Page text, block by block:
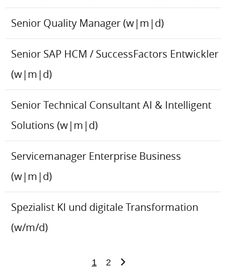
Senior Quality Manager (w|m|d)
Senior SAP HCM / SuccessFactors Entwickler
(w|m|d)
Senior Technical Consultant AI & Intelligent
Solutions (w|m|d)
Servicemanager Enterprise Business
(w|m|d)
Spezialist KI und digitale Transformation
(w/m/d)
1 2